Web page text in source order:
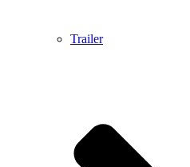
Trailer